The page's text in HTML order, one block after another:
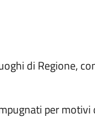
di Regione,
per motivi